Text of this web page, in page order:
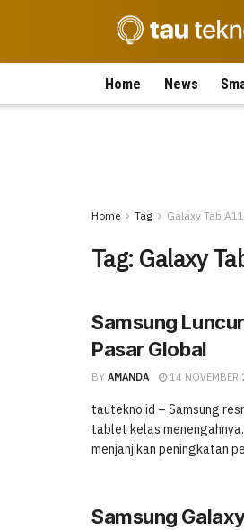
Home News
Home Tag Galaxy Tab A11
Tag: Galaxy
Samsung
Pasar Global
BY AMANDA 14 NOVEMBER
tautekno.id – Samsung
tablet kelas
menjanjikan peningkatan
Samsung